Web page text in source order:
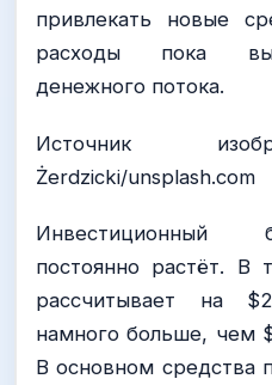
привлекать новые
расходы пока
денежного потока.
Источник
Żerdzicki/unsplash.com
Инвестиционный
постоянно растёт. В
рассчитывает на
намного больше, чем
В основном средства